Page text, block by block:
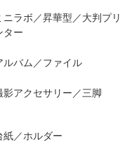
ニラボ／昇華型／大判プリ
ター
ルバム／ファイル
影アクセサリー／三脚
紙／ホルダー